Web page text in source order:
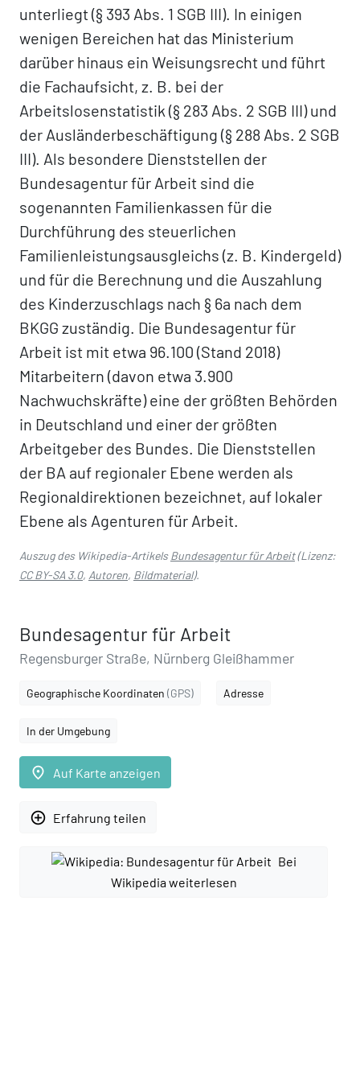
unterliegt (§ 393 Abs. 1 SGB III). In einigen
wenigen Bereichen hat das Ministerium
darüber hinaus ein Weisungsrecht und führt
die Fachaufsicht, z. B. bei der
Arbeitslosenstatistik (§ 283 Abs. 2 SGB III) und
der Ausländerbeschäftigung (§ 288 Abs. 2 SGB
III). Als besondere Dienststellen der
Bundesagentur für Arbeit sind die
sogenannten Familienkassen für die
Durchführung des steuerlichen
Familienleistungsausgleichs (z. B. Kindergeld)
und für die Berechnung und die Auszahlung
des Kinderzuschlags nach § 6a nach dem
BKGG zuständig. Die Bundesagentur für
Arbeit ist mit etwa 96.100 (Stand 2018)
Mitarbeitern (davon etwa 3.900
Nachwuchskräfte) eine der größten Behörden
in Deutschland und einer der größten
Arbeitgeber des Bundes. Die Dienststellen
der BA auf regionaler Ebene werden als
Regionaldirektionen bezeichnet, auf lokaler
Ebene als Agenturen für Arbeit.
Auszug des Wikipedia-ArtikelsBundesagentur für Arbeit(Lizenz:
CC BY-SA 3.0, Autoren, Bildmaterial).
Bundesagentur für Arbeit
Regensburger Straße, Nürnberg Gleißhammer
Geographische Koordinaten (GPS) Adresse
In der Umgebung
place Auf Karte anzeigen
add_circle_outline Erfahrung teilen
Bei
Wikipedia weiterlesen